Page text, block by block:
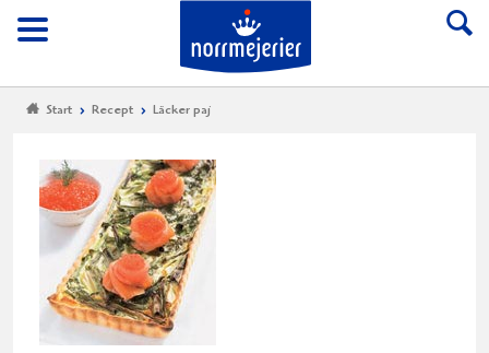
Meny
Till Norrmejerier
Start Recept Läcker paj